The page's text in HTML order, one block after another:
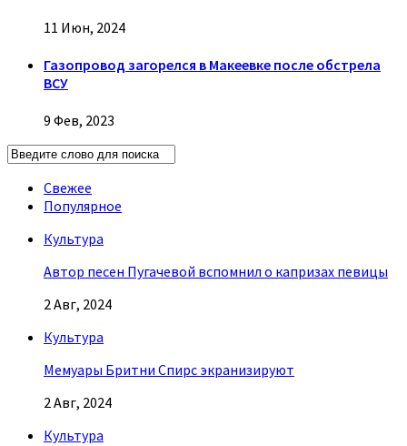
11 Июн, 2024
Газопровод загорелся в Макеевке после обстрела
ВСУ
9 Фев, 2023
Свежее
Популярное
Культура
Автор песен Пугачевой вспомнил о капризах певицы
2 Авг, 2024
Культура
Мемуары Бритни Спирс экранизируют
2 Авг, 2024
Культура